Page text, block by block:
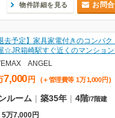
物件詳細を見る お問
去予定】家具家電付きのコンパク
☆JR箱崎駅すぐ近くのマンショ
ANGEL
7,000 円 (＋管理費等 1万1,000 円 )
ルーム | 築35年 | 4階/7階建
5万7,000円